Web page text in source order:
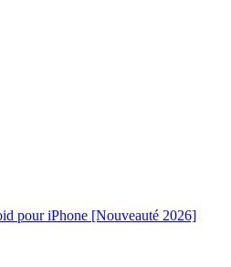
pour iPhone [Nouveauté 2026]